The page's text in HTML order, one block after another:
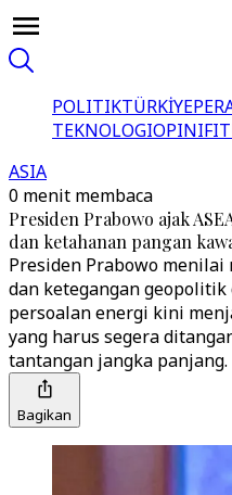
POLITIKTÜRKİYE
TEKNOLOGIOPINI
ASIA
0 menit membaca
Presiden Prabowo ajak
dan ketahanan pangan
Presiden Prabowo
dan ketegangan
persoalan energi kini
yang harus segera
tantangan jangka panjang.
Bagikan